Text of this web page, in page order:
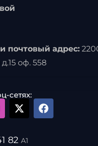
почтовый адрес:
оф. 558
сетях:
82 А1